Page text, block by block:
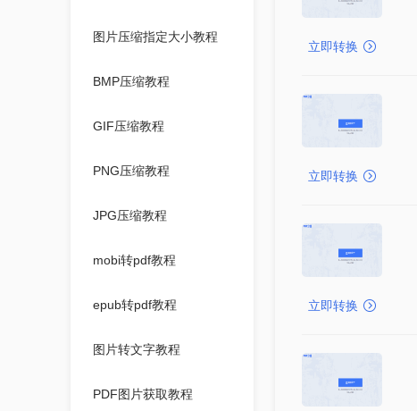
图片压缩指定大小教程
BMP压缩教程
GIF压缩教程
PNG压缩教程
JPG压缩教程
mobi转pdf教程
epub转pdf教程
图片转文字教程
PDF图片获取教程
立即转换
立即转换
立即转换